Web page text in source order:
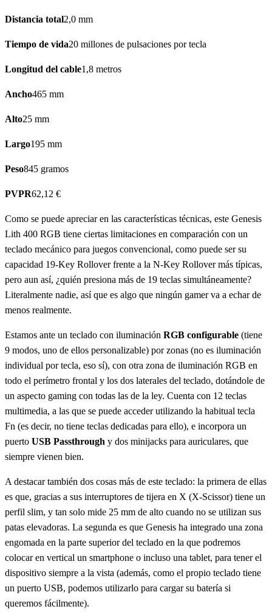
Distancia total2,0 mm
Tiempo de vida20 millones de pulsaciones por tecla
Longitud del cable1,8 metros
Ancho465 mm
Alto25 mm
Largo195 mm
Peso845 gramos
PVPR62,12 €
Como se puede apreciar en las características técnicas, este Genesis
Lith 400 RGB tiene ciertas limitaciones en comparación con un
teclado mecánico para juegos convencional, como puede ser su
capacidad 19-Key Rollover frente a la N-Key Rollover más típicas,
pero aun así, ¿quién presiona más de 19 teclas simultáneamente?
Literalmente nadie, así que es algo que ningún gamer va a echar de
menos realmente.
Estamos ante un teclado con iluminación RGB configurable (tiene
9 modos, uno de ellos personalizable) por zonas (no es iluminación
individual por tecla, eso sí), con otra zona de iluminación RGB en
todo el perímetro frontal y los dos laterales del teclado, dotándole de
un aspecto gaming con todas las de la ley. Cuenta con 12 teclas
multimedia, a las que se puede acceder utilizando la habitual tecla
Fn (es decir, no tiene teclas dedicadas para ello), e incorpora un
puerto USB Passthrough y dos minijacks para auriculares, que
siempre vienen bien.
A destacar también dos cosas más de este teclado: la primera de ellas
es que, gracias a sus interruptores de tijera en X (X-Scissor) tiene un
perfil slim, y tan solo mide 25 mm de alto cuando no se utilizan sus
patas elevadoras. La segunda es que Genesis ha integrado una zona
engomada en la parte superior del teclado en la que podremos
colocar en vertical un smartphone o incluso una tablet, para tener el
dispositivo siempre a la vista (además, como el propio teclado tiene
un puerto USB, podemos utilizarlo para cargar su batería si
queremos fácilmente).